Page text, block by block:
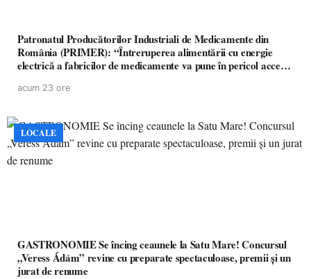
Patronatul Producătorilor Industriali de Medicamente din
România (PRIMER): “Întreruperea alimentării cu energie
electrică a fabricilor de medicamente va pune în pericol accesul
acum 23 ore
LOCALE
GASTRONOMIE Se încing ceaunele la Satu Mare! Concursul
„Veress Ádám” revine cu preparate spectaculoase, premii și un
jurat de renume